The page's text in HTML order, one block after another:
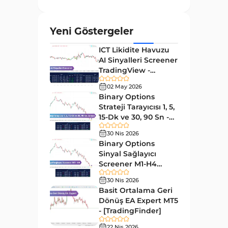
Göstergeleri
Forward Piyasası MT4
Göstergeleri
Döngüler MT4 Göstergeleri
Arz ve Talep MT4 Göstergeleri
Kırılma MT4 Göstergeleri 95
Likidite MT4 Göstergeleri
Day Trading MT4 Göstergeleri
Eğitimsel MT4 Göstergeleri
Volatilite MT4 Göstergeleri 83
Tersine MT4 Göstergeleri 498
Yeni Göstergeler
ICT Likidite Havuzu
AI Sinyalleri Screener
TradingView -
[TradingFinder]
Ücretsiz
02 May 2026
Binary Options
Strateji Tarayıcısı 1, 5,
15-Dk ve 30, 90 Sn -
[TradingFinder]
30 Nis 2026
Binary Options
Sinyal Sağlayıcı
Screener M1-H4
TradingView -
[TradingFinder]
30 Nis 2026
Basit Ortalama Geri
Dönüş EA Expert MT5
- [TradingFinder]